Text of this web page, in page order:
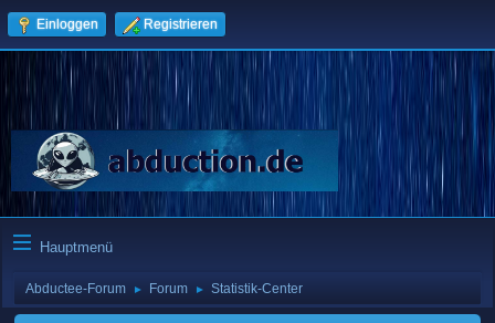
Einloggen Registrieren
Hauptmenü
Abductee-Forum ► Forum ► Statistik-Center